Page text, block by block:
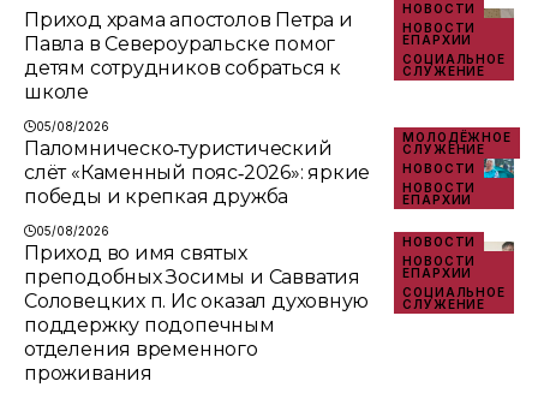
НОВОСТИ
НОВОСТИ
ЕПАРХИИ
СОЦИАЛЬНОЕ
СЛУЖЕНИЕ
Приход храма апостолов Петра и
Павла в Североуральске помог
детям сотрудников собраться к
школе
05/08/2026
МОЛОДЁЖНОЕ
СЛУЖЕНИЕ
НОВОСТИ
НОВОСТИ
ЕПАРХИИ
Паломническо‑туристический
слёт «Каменный пояс‑2026»: яркие
победы и крепкая дружба
05/08/2026
НОВОСТИ
НОВОСТИ
ЕПАРХИИ
СОЦИАЛЬНОЕ
СЛУЖЕНИЕ
Приход во имя святых
преподобных Зосимы и Савватия
Соловецких п. Ис оказал духовную
поддержку подопечным
отделения временного
проживания